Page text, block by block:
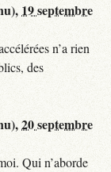
19 septembre
n’a rien
des
20 septembre
Qui n’aborde